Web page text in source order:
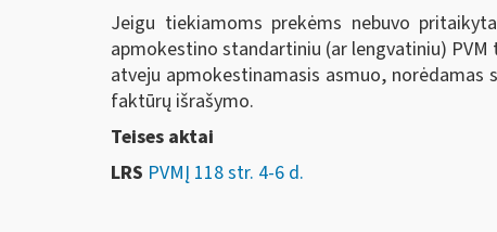
Jeigu tiekiamoms prekėms nebuvo
apmokestino standartiniu (ar lengvatiniu)
atveju apmokestinamasis asmuo,
faktūrų išrašymo.
Teises aktai
LRS PVMĮ 118 str. 4-6 d.